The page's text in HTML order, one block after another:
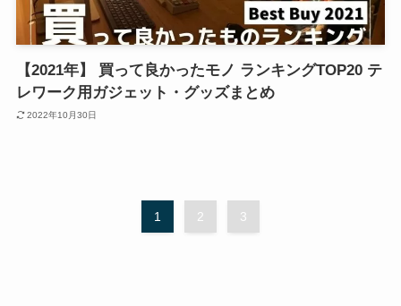
【2021年】 買って良かったモノ ランキングTOP20 テ
レワーク用ガジェット・グッズまとめ
2022年10月30日
1 2 3